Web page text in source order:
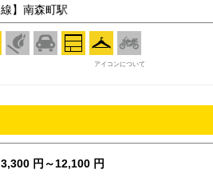
線】南森町駅
アイコンについて
3,300 円～12,100 円